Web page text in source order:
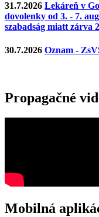
31.7.2026 Lekáreň v
dovolenky od 3. - 7.
szabadság miatt zárva
30.7.2026 Oznam -
Propagačné
Mobilná